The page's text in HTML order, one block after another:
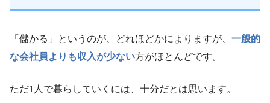
「儲かる」というのが、どれほどかによりますが、 一般的
な会社員よりも収入が少ない方がほとんどです。
ただ1人で暮らしていくには、十分だとは思います。